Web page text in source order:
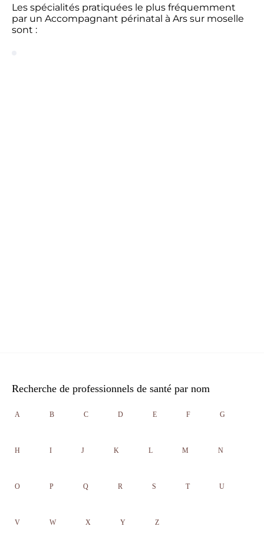
Les spécialités pratiquées le plus fréquemment
par un Accompagnant périnatal à Ars sur moselle
sont :
Recherche de professionnels de santé par nom
A B C D E F G
H I J K L M N
O P Q R S T U
V W X Y Z